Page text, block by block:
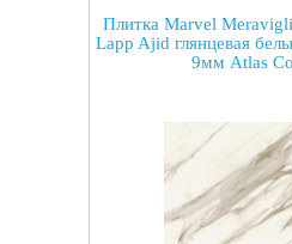
Плитка Marvel
Lapp Ajid глянцевая
9мм Atlas